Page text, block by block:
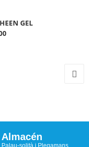
GEL
Almacén
Palau-solità i Plegamans